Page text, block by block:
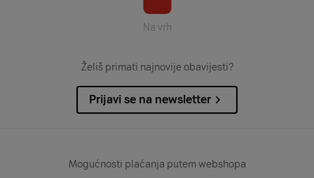
Na vrh
Želiš primati najnovije obavijesti?
Prijavi se na newsletter
Mogućnosti plaćanja putem webshopa